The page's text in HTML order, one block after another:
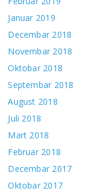
Januar 2019
Decembar 2018
Novembar 2018
Oktobar 2018
Septembar 2018
August 2018
Juli 2018
Mart 2018
Februar 2018
Decembar 2017
Oktobar 2017